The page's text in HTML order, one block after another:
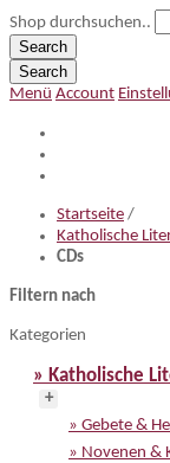
Shop durchsuchen..
Search
Search
Menü Account
Startseite /
Katholische
CDs
Filtern nach
Kategorien
» Katholische
+
» Gebete &
» Novenen &